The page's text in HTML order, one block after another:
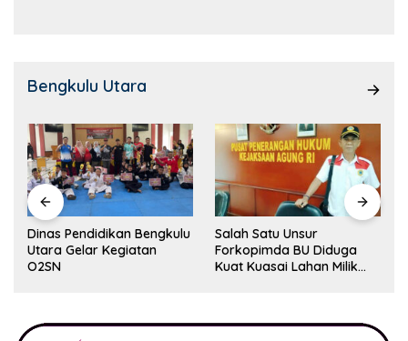
Bengkulu Utara
Dinas Pendidikan Bengkulu
Utara Gelar Kegiatan
O2SN
Salah Satu Unsur
Forkopimda BU Diduga
Kuat Kuasai Lahan Milik